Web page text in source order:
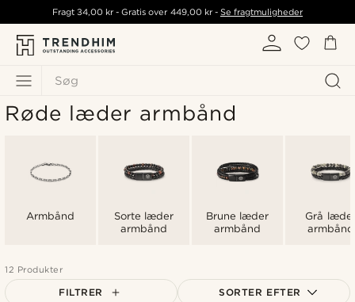
Søg
Fragt34,00 kr - Gratis over 449,00 kr- Se fragtmuligheder
Røde læder armbånd
Armbånd
Sorte læder
armbånd
Brune læder
armbånd
Grå
armbånd
12 Produkter
FILTRER SORTER EFTER